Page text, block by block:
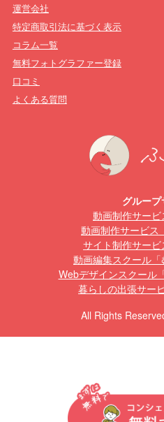
運営会社
特定商取引法に基づく表示
コラム一覧
無料フォトグラファー登録
口コミ
よくある質問
グループ
動画制作サービ
動画制作サービス
サイト制作サービ
動画編集スクール「
Webデザインスクール
暮らしの出張サー
All Rights